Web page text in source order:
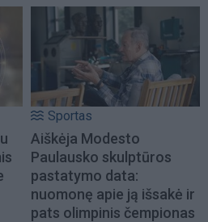
Sportas
Aiškėja Modesto
Paulausko skulptūros
pastatymo data:
nuomonę apie ją išsakė ir
pats olimpinis čempionas